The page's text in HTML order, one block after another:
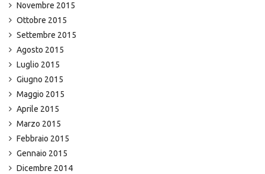
Novembre 2015
Ottobre 2015
Settembre 2015
Agosto 2015
Luglio 2015
Giugno 2015
Maggio 2015
Aprile 2015
Marzo 2015
Febbraio 2015
Gennaio 2015
Dicembre 2014